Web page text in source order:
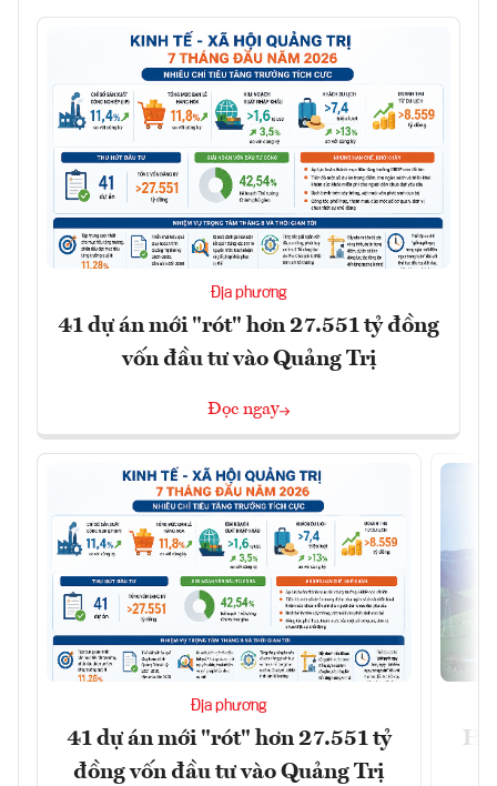
Địa phương
41 dự án mới "rót" hơn 27.551 tỷ đồng
vốn đầu tư vào Quảng Trị
Đọc ngay
Địa phương
41 dự án mới "rót" hơn 27.551 tỷ
đồng vốn đầu tư vào Quảng Trị
Hà